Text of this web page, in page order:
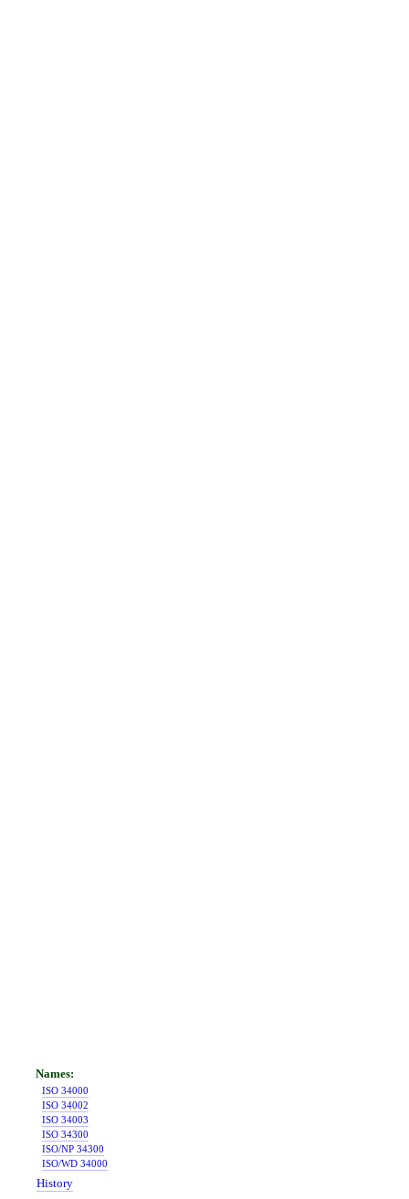
ISO 34000
ISO 34002
ISO 34003
ISO 34300
ISO/NP 34300
ISO/WD 34000
History